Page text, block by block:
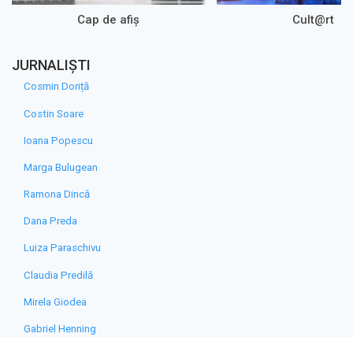
Cap de afiș Cult@rt
JURNALIȘTI
Cosmin Doriță
Costin Soare
Ioana Popescu
Marga Bulugean
Ramona Dincă
Dana Preda
Luiza Paraschivu
Claudia Predilă
Mirela Giodea
Gabriel Henning